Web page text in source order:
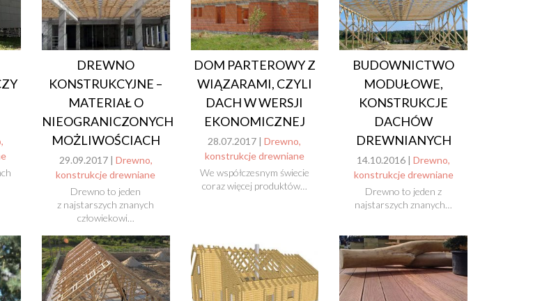
DREWNO
KONSTRUKCYJNE –
MATERIAŁ O
NIEOGRANICZONYCH
MOŻLIWOŚCIACH
29.09.2017 | Drewno,
konstrukcje drewniane
Drewno to jeden
z najstarszych znanych
człowiekowi…
DOM PARTEROWY Z
WIĄZARAMI, CZYLI
DACH W WERSJI
EKONOMICZNEJ
28.07.2017 |Drewno,
konstrukcje drewniane
We współczesnym świecie
coraz więcej produktów…
BUDOWNICTWO
MODUŁOWE,
KONSTRUKCJE
DACHÓW
DREWNIANYCH
14.10.2016 |Drewno,
konstrukcje drewniane
Drewno to jeden z
najstarszych znanych…